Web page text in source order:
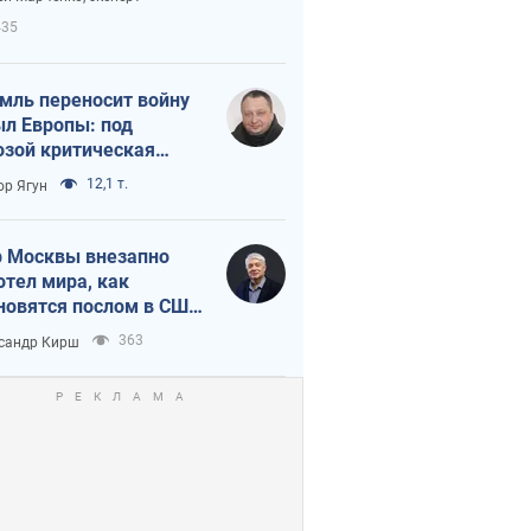
переносит войну
Европы: под
критическая
Ягун 12,1 т.
Москвы внезапно
мира, как
послом в США
украинские топ-
Кирш 363